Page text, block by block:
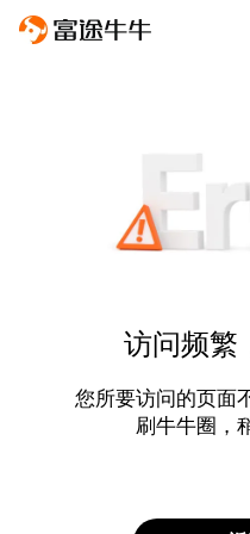
访问频繁
您所要访问的页面
刷牛牛圈，